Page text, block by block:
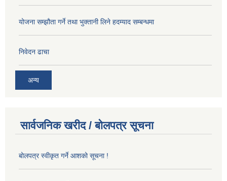
योजना सम्झौता गर्ने तथा भुक्तानी लिने हदम्याद सम्बन्धमा
निवेदन ढाचा
अन्य
सार्वजनिक खरीद / बोलपत्र सूचना
बोलपत्र स्वीकृत गर्ने आशको सूचना !